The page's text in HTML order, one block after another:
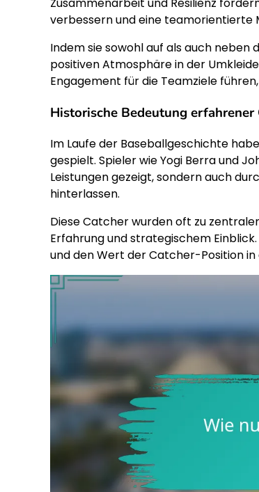
Zusammenarbeit und Resilienz
verbessern und eine teamorientierte
Indem sie sowohl auf als auch
positiven Atmosphäre in der
Engagement für die Teamziele
Historische Bedeutung erfahrener
Im Laufe der Baseballgeschichte
gespielt. Spieler wie Yogi Berra und
Leistungen gezeigt, sondern auch
hinterlassen.
Diese Catcher wurden oft zu
Erfahrung und strategischem
und den Wert der Catcher-Position